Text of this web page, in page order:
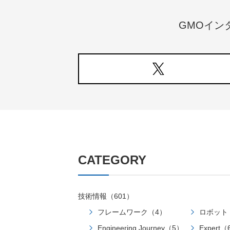
GMOイン
CATEGORY
技術情報（601）
フレームワーク（4）
ロボット
Engineering Journey（5）
Expert（